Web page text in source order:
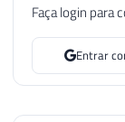
Faça login para
Entrar